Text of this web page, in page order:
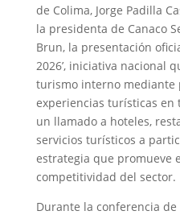
de Colima, Jorge Padilla
la presidenta de Canaco
Brun, la presentación
2026’, iniciativa nacional
turismo interno mediante
experiencias turísticas en
un llamado a hoteles,
servicios turísticos a
estrategia que promueve
competitividad del sector.
Durante la conferencia